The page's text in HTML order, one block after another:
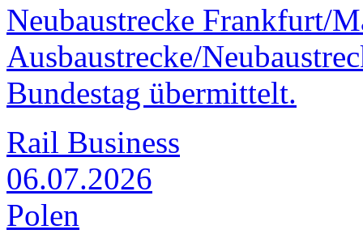
Neubaustrecke Frankfurt/
Ausbaustrecke/
Bundestag übermittelt.
Rail Business
06.07.2026
Polen